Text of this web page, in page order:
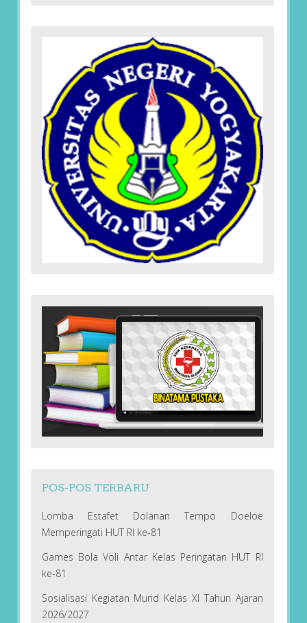
POS-POS TERBARU
Lomba Estafet Dolanan Tempo Doeloe
Memperingati HUT RI ke-81
Games Bola Voli Antar Kelas Peringatan HUT RI
ke-81
Sosialisasi Kegiatan Murid Kelas XI Tahun Ajaran
2026/2027